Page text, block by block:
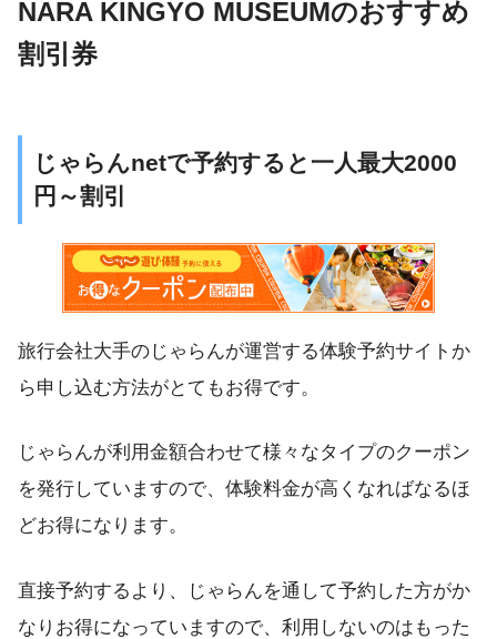
NARA KINGYO MUSEUMのおすすめ
割引券
じゃらんnetで予約すると一人最大2000
円～割引
旅行会社大手のじゃらんが運営する体験予約サイトか
ら申し込む方法がとてもお得です。
じゃらんが利用金額合わせて様々なタイプのクーポン
を発行していますので、体験料金が高くなればなるほ
どお得になります。
直接予約するより、じゃらんを通して予約した方がか
なりお得になっていますので、利用しないのはもった